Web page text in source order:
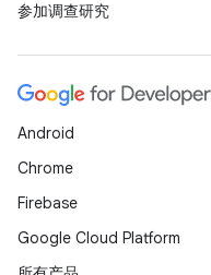
参加调查研究
Android
Chrome
Firebase
Google Cloud Platform